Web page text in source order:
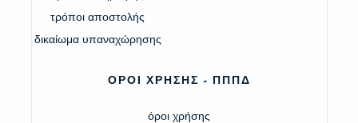
τρόποι αποστολής
δικαίωμα υπαναχώρησης
ΟΡΟΙ ΧΡΗΣΗΣ - ΠΠΠΔ
όροι χρήσης